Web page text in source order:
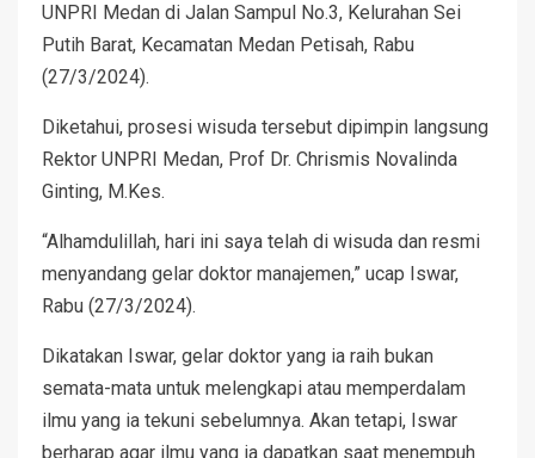
UNPRI Medan di Jalan Sampul No.3, Kelurahan Sei
Putih Barat, Kecamatan Medan Petisah, Rabu
(27/3/2024).
Diketahui, prosesi wisuda tersebut dipimpin langsung
Rektor UNPRI Medan, Prof Dr. Chrismis Novalinda
Ginting, M.Kes.
“Alhamdulillah, hari ini saya telah di wisuda dan resmi
menyandang gelar doktor manajemen,” ucap Iswar,
Rabu (27/3/2024).
Dikatakan Iswar, gelar doktor yang ia raih bukan
semata-mata untuk melengkapi atau memperdalam
ilmu yang ia tekuni sebelumnya. Akan tetapi, Iswar
berharap agar ilmu yang ia dapatkan saat menempuh